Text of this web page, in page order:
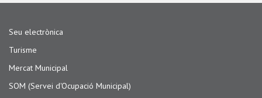
Seu electrònica
Turisme
Mercat Municipal
SOM (Servei d'Ocupació Municipal)